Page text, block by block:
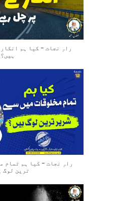
راہِ نجات – کیا ہم
ہیں؟
راہِ نجات – کیا ہم تمام
ترین لوگ